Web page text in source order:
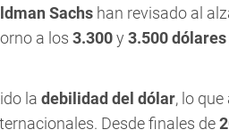
Sachs han revisado al
a los 3.300y 3.500
la debilidad del dólar, lo
Desde finales de